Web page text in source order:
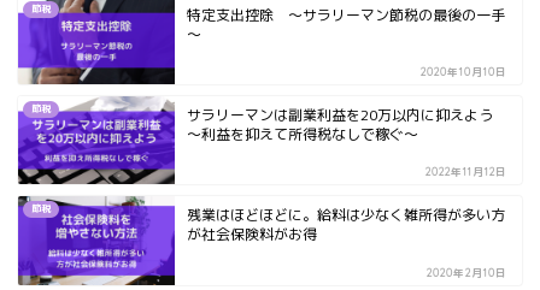
節税
特定支出控除 ～サラリーマン節税の最後の一手
～
2020年10月10日
節税
サラリーマンは副業利益を20万以内に抑えよう
～利益を抑えて所得税なしで稼ぐ～
2022年11月12日
節税
残業はほどほどに。給料は少なく雑所得が多い方
が社会保険料がお得
2020年2月10日